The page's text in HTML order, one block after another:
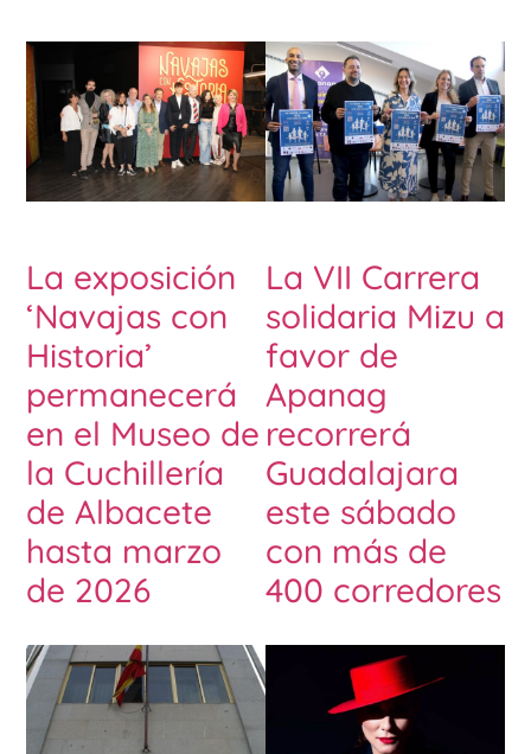
La exposición
‘Navajas con
Historia’
permanecerá
en el Museo de
la Cuchillería
de Albacete
hasta marzo
de 2026
La VII Carrera
solidaria Mizu a
favor de
Apanag
recorrerá
Guadalajara
este sábado
con más de
400 corredores